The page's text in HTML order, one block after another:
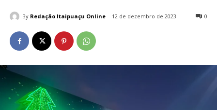
By Redação Itaipuaçu Online 12 de dezembro de 2023 0